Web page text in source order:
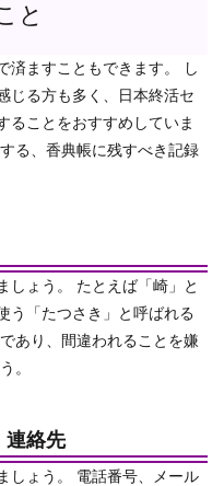
と
済ますこともできます。
し
じる方も多く、日本終活セ
ることをおすすめしていま
る、香典帳に残すべき記録
しょう。 たとえば「崎」と
う「たつさき」と呼ばれる
あり、間違われることを嫌
。
連絡先
しょう。 電話番号、メール